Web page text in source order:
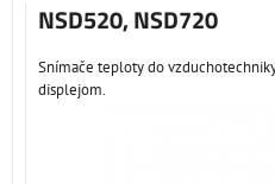
NSD520, NSD720
Snímače teploty do
displejom.